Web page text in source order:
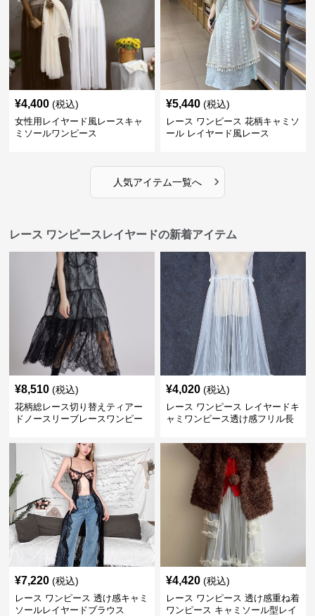
¥4,400 (税込)
女性用レイヤード風レースキャ
ミソールワンピース
¥5,440 (税込)
レース ワンピース 花柄キャミソ
ール レイヤード風レース
人気アイテム一覧へ ›
レース ワンピースレイヤードの新着アイテム
¥8,510 (税込)
花柄総レース切り替えティアー
ドノースリーブレースワンピー
¥4,020 (税込)
レース ワンピース レイヤードキ
ャミワンピース透け感フリル長
¥7,220 (税込)
レース ワンピース 透け感キャミ
ソールレイヤードブラウス
¥4,420 (税込)
レース ワンピース 透け感重ね着
ワンピース キャミソール型レイ